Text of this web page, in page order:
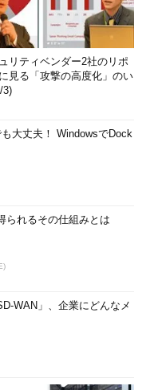
リティベンダー2社のリポ
見る「攻撃の高度化」のい
3)
大丈夫！ WindowsでDock
られるその仕組みとは
WAN」、企業にどんなメ